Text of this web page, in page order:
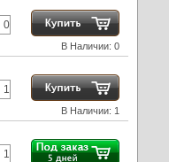
В Наличии: 0
В Наличии: 1